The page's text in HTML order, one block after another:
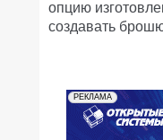
опцию
создавать
РЕКЛАМА